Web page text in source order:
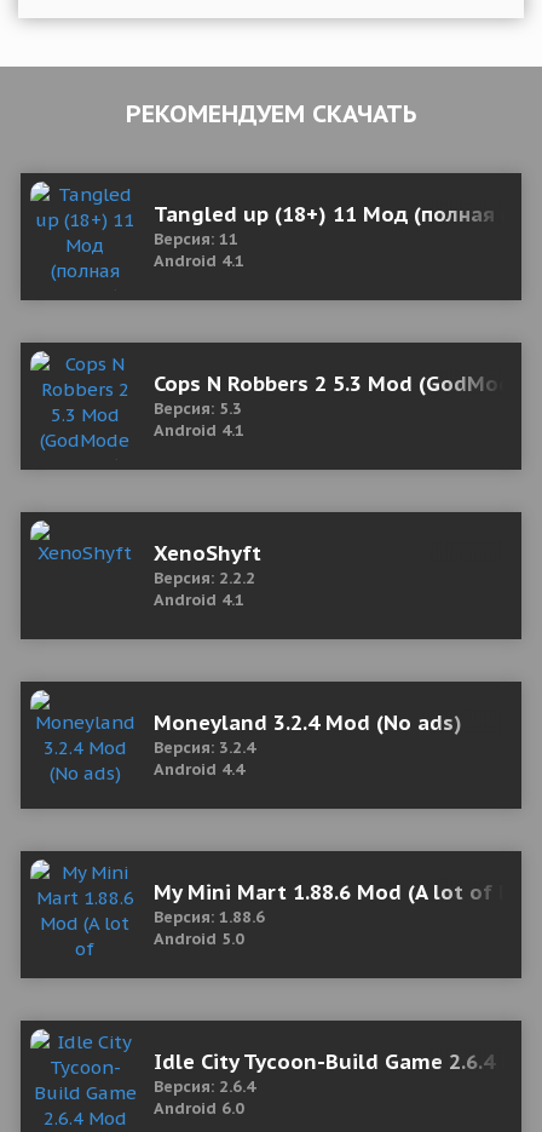
РЕКОМЕНДУЕМ СКАЧАТЬ
Tangled up (18+) 11 Мод (полная
Версия: 11
Android 4.1
Cops N Robbers 2 5.3 Mod (GodMode
Версия: 5.3
Android 4.1
XenoShyft
Версия: 2.2.2
Android 4.1
Moneyland 3.2.4 Mod (No ads)
Версия: 3.2.4
Android 4.4
My Mini Mart 1.88.6 Mod (A lot of
Версия: 1.88.6
Android 5.0
Idle City Tycoon-Build Game 2.6.4
Версия: 2.6.4
Android 6.0